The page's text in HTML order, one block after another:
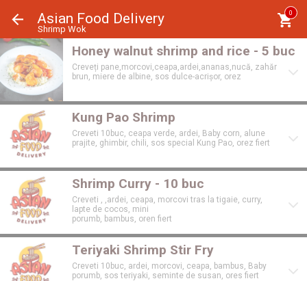
Asian Food Delivery
Shrimp Wok
0
Honey walnut shrimp and rice - 5 buc
Creveți pane,morcovi,ceapa,ardei,ananas,nucă, zahăr
brun, miere de albine, sos dulce-acrișor, orez
Kung Pao Shrimp
Creveti 10buc, ceapa verde, ardei, Baby corn, alune
prajite, ghimbir, chili, sos special Kung Pao, orez fiert
Shrimp Curry - 10 buc
Creveti , ,ardei, ceapa, morcovi tras la tigaie, curry,
lapte de cocos, mini
porumb, bambus, oren fiert
Teriyaki Shrimp Stir Fry
Creveti 10buc, ardei, morcovi, ceapa, bambus, Baby
porumb, sos teriyaki, seminte de susan, ores fiert